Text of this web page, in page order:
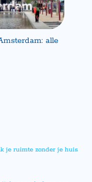
alle
je ruimte zonder je huis